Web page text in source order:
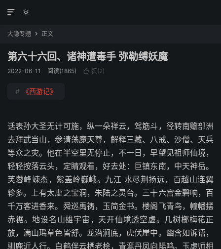


大隐专题  正文
第六十六回、诸神遭毒手 弥勒缚妖魔
2022-06-11 阅读(1865)  赞(2)
# 《西游记》
话表孙大圣无计可施，纵一朵祥云，驾筋斗，径转南赡部洲
去拜武当山，参请荡魔天尊，解释三藏、八戒、沙僧、天兵
等众之灾。他在半空里无停止，不一日，早望见祖师仙境，
轻轻按落云头，定睛观看，好去处：巨镇东南，中天神岳。
芙蓉峰竦杰，紫盖岭巍峨。九江 水尽荆扬远，百越山连翼
轸多。上有太虚之宝洞，朱陆之灵台。三十六宫金磬响，百
千万客进香来。舜巡禹祷，玉简金书。楼阁飞青鸟，幢幡摆
赤裾。地设名山雄宇宙，天开仙境透空虚。几树榔梅花正
放，满山瑶草色皆舒。龙潜涧底，虎伏崖中。幽含如诉语，
驯鹿近人行。白鹤伴云栖老桧，青鸾丹凤向陽鸣。玉虚师相